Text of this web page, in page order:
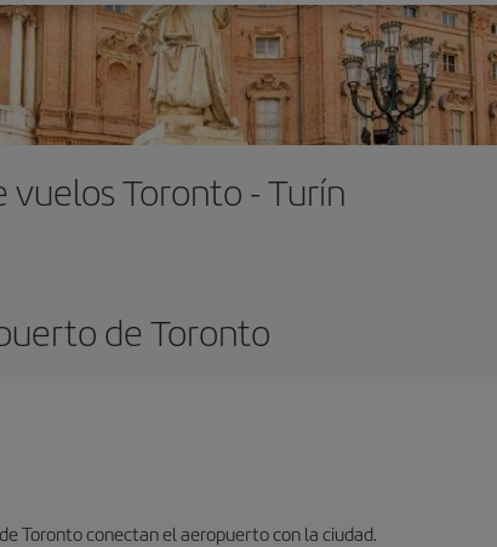
vuelos Toronto - Turín
de Toronto
Toronto conectan el aeropuerto con la ciudad.